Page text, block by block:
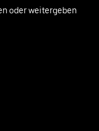
oder weitergeben